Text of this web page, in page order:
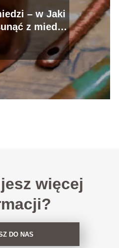
– w Jaki
z miedzi
więcej
DO NAS